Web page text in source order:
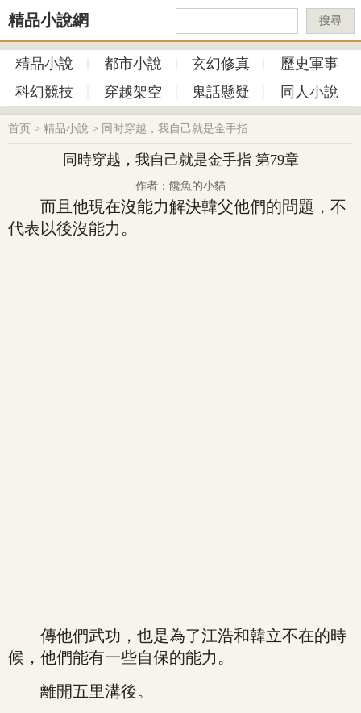
精品小說網 搜尋
精品小說 都市小說 玄幻修真
歷史軍事
科幻競技
穿越架空 鬼話懸疑 同人小說
首页 > 精品小說 > 同时穿越，我自己就是金手指
同時穿越，我自己就是金手指 第79章
作者：饞魚的小貓
而且他現在沒能力解決韓父他們的問題，不
代表以後沒能力。
傳他們武功，也是為了江浩和韓立不在的時
候，他們能有一些自保的能力。
離開五里溝後。